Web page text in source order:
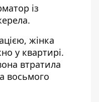
із
жінка
у квартирі.
втратила
восьмого